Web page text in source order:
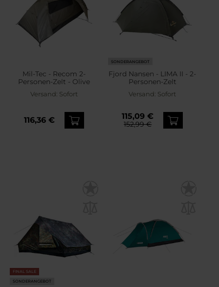
Mil-Tec - Recom 2-
Personen-Zelt - Olive
Versand: Sofort
116,36 €
SONDERANGEBOT
Fjord Nansen - LIMA II - 2-
Personen-Zelt
Versand: Sofort
115,09 €
152,99 €
FINAL SALE
SONDERANGEBOT